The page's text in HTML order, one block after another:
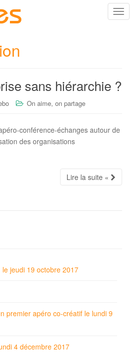
T
n
a
g
sans hiérarchie ?
On aime, on partage
conférence-échanges autour de
des organisations
Lire la suite «
jeudi 19 octobre 2017
premier apéro co-créatif le lundi 9
4 décembre 2017